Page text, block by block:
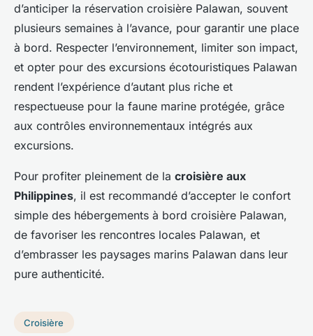
d’anticiper la réservation croisière Palawan, souvent
plusieurs semaines à l’avance, pour garantir une place
à bord. Respecter l’environnement, limiter son impact,
et opter pour des excursions écotouristiques Palawan
rendent l’expérience d’autant plus riche et
respectueuse pour la faune marine protégée, grâce
aux contrôles environnementaux intégrés aux
excursions.
Pour profiter pleinement de la croisière aux
Philippines, il est recommandé d’accepter le confort
simple des hébergements à bord croisière Palawan,
de favoriser les rencontres locales Palawan, et
d’embrasser les paysages marins Palawan dans leur
pure authenticité.
Croisière